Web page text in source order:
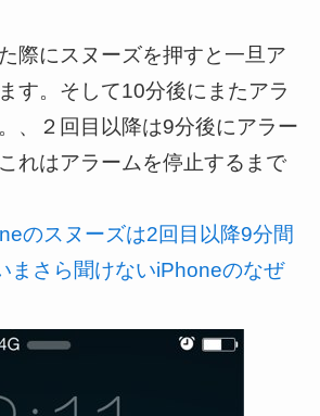
際にスヌーズを押すと一旦ア
す。そして10分後にまたアラ
、２回目以降は9分後にアラー
れはアラームを停止するまで
のスヌーズは2回目以降9分間
まさら聞けないiPhoneのなぜ